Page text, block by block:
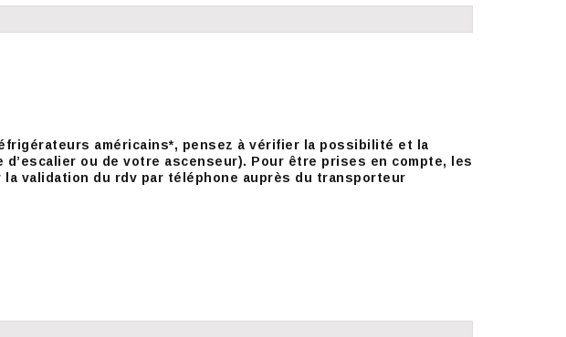
américains*, pensez à vérifier la possibilité et la
ou de votre ascenseur). Pour être prises en compte, les
validation du rdv par téléphone auprès du transporteur